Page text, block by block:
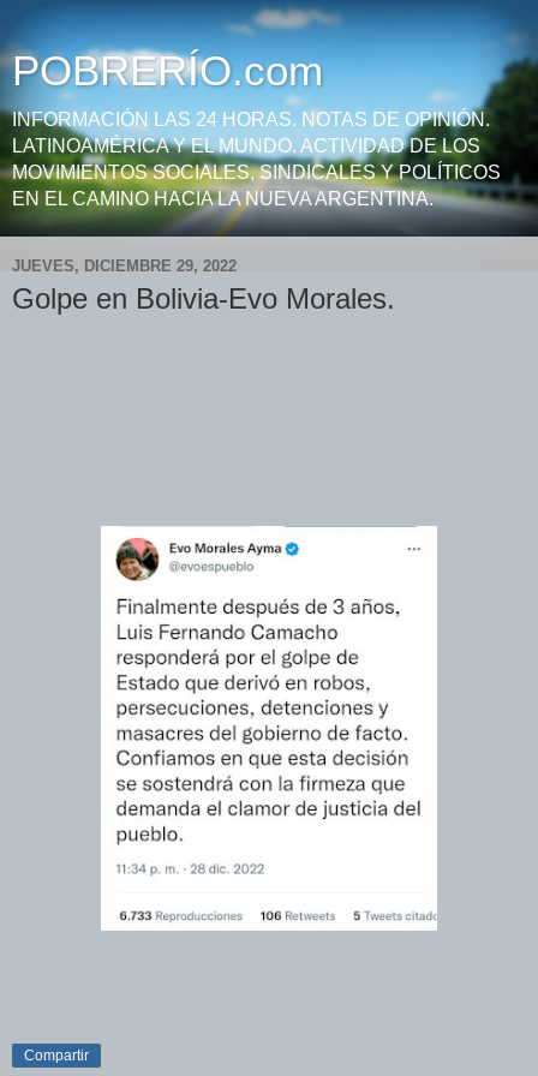
POBRERÍO.com
INFORMACIÓN LAS 24 HORAS. NOTAS DE OPINIÓN.
LATINOAMÉRICA Y EL MUNDO. ACTIVIDAD DE LOS
MOVIMIENTOS SOCIALES, SINDICALES Y POLÍTICOS
EN EL CAMINO HACIA LA NUEVA ARGENTINA.
JUEVES, DICIEMBRE 29, 2022
Golpe en Bolivia-Evo Morales.
Compartir